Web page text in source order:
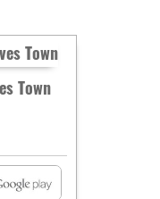
Town